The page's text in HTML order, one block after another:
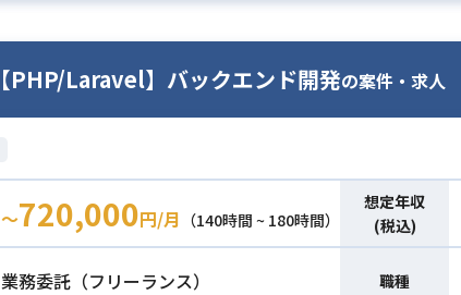
【PHP/Laravel】バックエンド開発の案件・求人
〜720,000円/月 （140時間 ~ 180時間）
想定年収
(税込)
業務委託（フリーランス） 職種